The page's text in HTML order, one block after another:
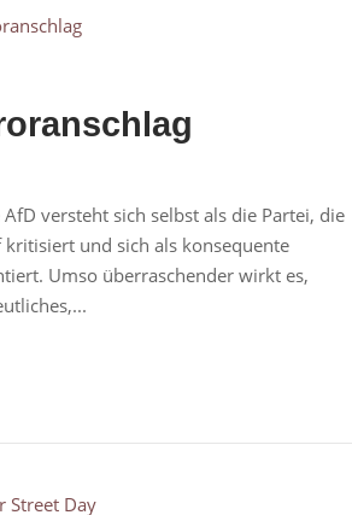
versteht sich selbst als die Partei, die
und sich als konsequente
Umso überraschender wirkt es,